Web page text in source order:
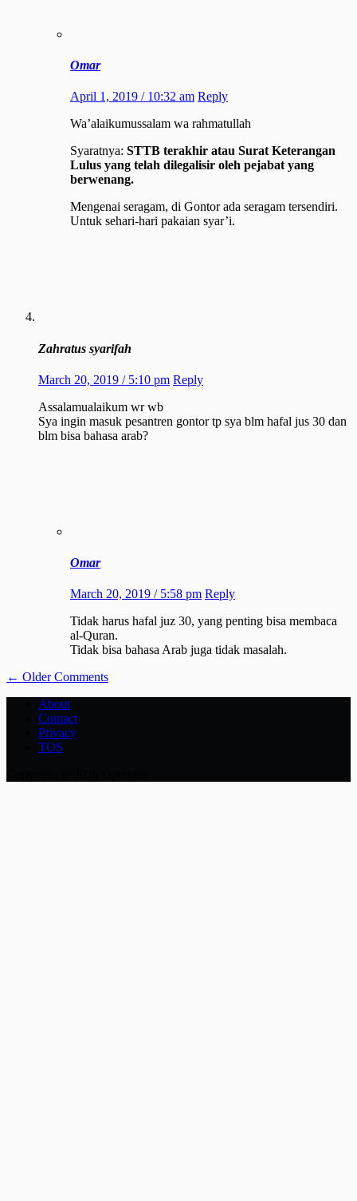
Omar
April 1, 2019 / 10:32 am Reply
Wa’alaikumussalam wa rahmatullah
Syaratnya: STTB terakhir atau Surat Keterangan
Lulus yang telah dilegalisir oleh pejabat yang
berwenang.
Mengenai seragam, di Gontor ada seragam tersendiri.
Untuk sehari-hari pakaian syar’i.
Zahratus syarifah
March 20, 2019 / 5:10 pm Reply
Assalamualaikum wr wb
Sya ingin masuk pesantren gontor tp sya blm hafal jus 30 dan
blm bisa bahasa arab?
Omar
March 20, 2019 / 5:58 pm Reply
Tidak harus hafal juz 30, yang penting bisa membaca
al-Quran.
Tidak bisa bahasa Arab juga tidak masalah.
Comment
← Older Comments
About
Contact
Privacy
TOS